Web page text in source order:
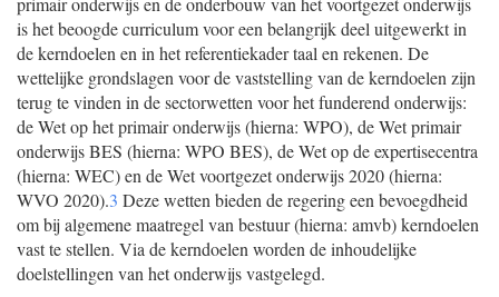
is het beoogde curriculum voor een belangrijk deel uitgewerkt in
de kerndoelen en in het referentiekader taal en rekenen. De
wettelijke grondslagen voor de vaststelling van de kerndoelen zijn
terug te vinden in de sectorwetten voor het funderend onderwijs:
de Wet op het primair onderwijs (hierna: WPO), de Wet primair
onderwijs BES (hierna: WPO BES), de Wet op de expertisecentra
(hierna: WEC) en de Wet voortgezet onderwijs 2020 (hierna:
WVO 2020).3 Deze wetten bieden de regering een bevoegdheid
om bij algemene maatregel van bestuur (hierna: amvb) kerndoelen
vast te stellen. Via de kerndoelen worden de inhoudelijke
doelstellingen van het onderwijs vastgelegd.